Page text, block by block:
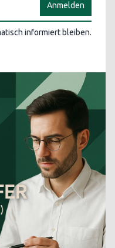
Anmelden
informiert bleiben.